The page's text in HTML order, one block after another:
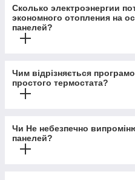
Сколько электроэнергии
экономного отопления на
панелей?
Чим відрізняється
простого термостата?
Чи Не небезпечно
панелей?